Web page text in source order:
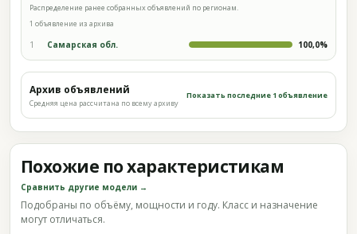
Распределение ранее собранных объявлений по регионам.
1 объявление из архива
1 Самарская обл. 100,0%
Архив объявлений
Средняя цена рассчитана по всему архиву
Показать последние 1 объявление
Похожие по характеристикам
Сравнить другие модели →
Подобраны по объёму, мощности и году. Класс и назначение
могут отличаться.